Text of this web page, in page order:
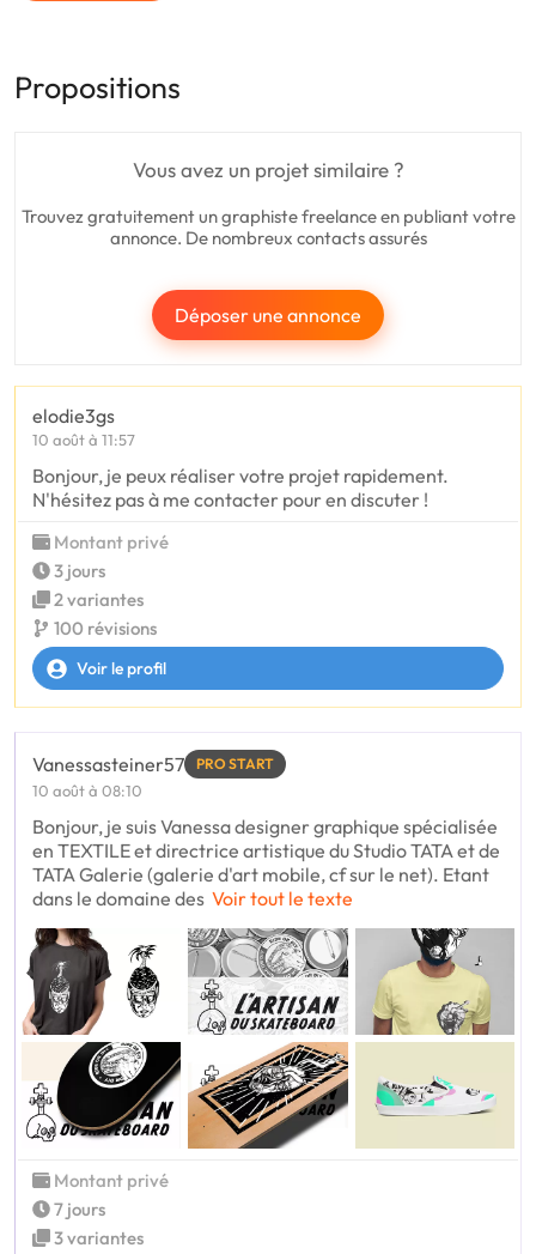
Propositions
Vous avez un projet similaire ?
Trouvez gratuitement un graphiste freelance en publiant votre
annonce. De nombreux contacts assurés
Déposer une annonce
elodie3gs
10 août à 11:57
Bonjour, je peux réaliser votre projet rapidement.
N'hésitez pas à me contacter pour en discuter !
Montant privé
3 jours
2 variantes
100 révisions
Voir le profil
Vanessasteiner57 PRO START
10 août à 08:10
Bonjour, je suis Vanessa designer graphique spécialisée
en TEXTILE et directrice artistique du Studio TATA et de
TATA Galerie (galerie d'art mobile, cf sur le net). Etant
dans le domaine des Voir tout le texte
Montant privé
7 jours
3 variantes